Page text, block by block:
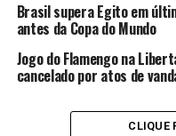
Brasil supera Egito em
antes da Copa do Mundo
Jogo do Flamengo na
cancelado por atos de
CLIQUE